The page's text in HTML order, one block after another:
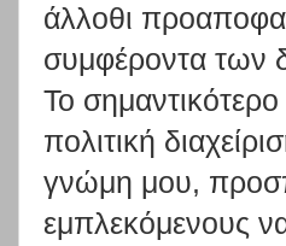
άλλοθι
συμφέροντα των
Το
πολιτική
γνώμη μου,
εμπλεκόμενους